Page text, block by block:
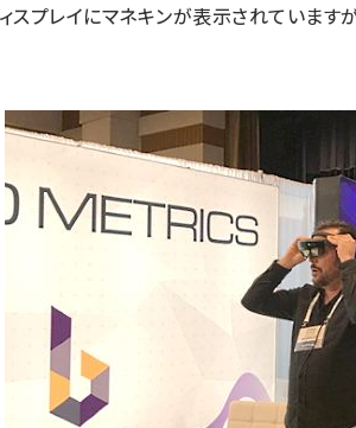
スプレイにマネキンが表示されています